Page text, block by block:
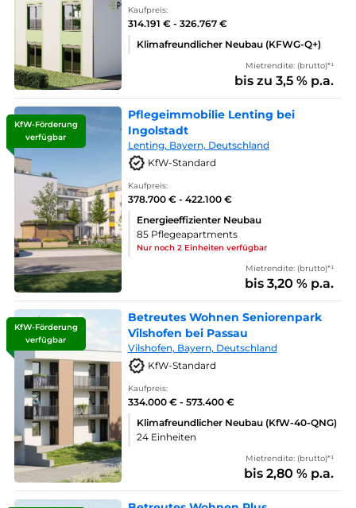
Kaufpreis:
314.191 € - 326.767 €
Klimafreundlicher Neubau (KFWG-Q+)
Mietrendite: (brutto)*¹
bis zu 3,5 % p.a.
KfW-Förderung
verfügbar
Pflegeimmobilie Lenting bei
Ingolstadt
Lenting, Bayern, Deutschland
KfW-Standard
Kaufpreis:
378.700 € - 422.100 €
Energieeffizienter Neubau
85 Pflegeapartments
Nur noch 2 Einheiten verfügbar
Mietrendite: (brutto)*¹
bis 3,20 % p.a.
KfW-Förderung
verfügbar
Betreutes Wohnen Seniorenpark
Vilshofen bei Passau
Vilshofen, Bayern, Deutschland
KfW-Standard
Kaufpreis:
334.000 € - 573.400 €
Klimafreundlicher Neubau (KfW-40-QNG)
24 Einheiten
Mietrendite: (brutto)*¹
bis 2,80 % p.a.